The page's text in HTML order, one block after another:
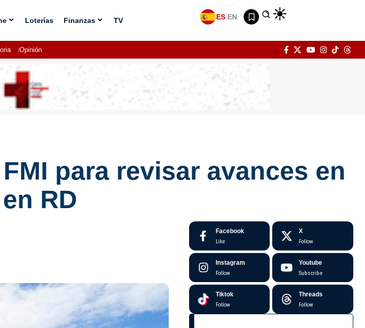
Loterías Finanzas TV ES|EN
Opinión
para revisar avances en
RD
Facebook
Like
X
Follow
Instagram
Follow
Youtube
Subscribe
Tiktok
Follow
Threads
Follow